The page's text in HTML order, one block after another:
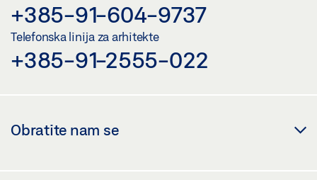
+385-91-604-9737
Telefonska linija za arhitekte
+385-91-2555-022
Obratite nam se